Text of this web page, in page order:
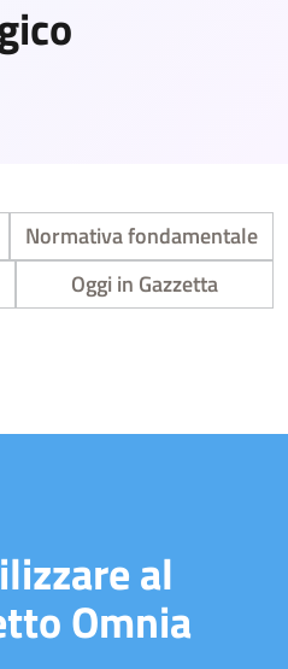
Normativa fondamentale
Oggi in Gazzetta
al
Omnia